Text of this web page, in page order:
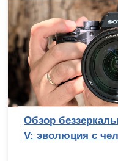
Лучший
AM4 против LGA